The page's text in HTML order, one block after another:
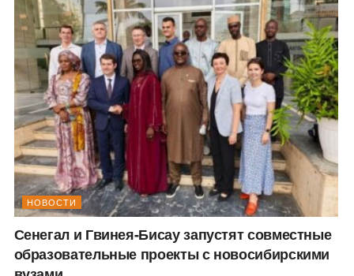
НОВОСТИ
Сенегал и Гвинея-Бисау запустят совместные
образовательные проекты с новосибирскими